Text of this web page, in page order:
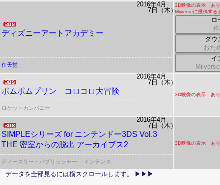
2016年4月
7日（木）
ディズニーアートアカデミー
3D映像の表示 あり
Miiverseに投稿する
ロ
ダウ
おた
イ
任天堂
2016年4月
7日（木）
ポムポムプリン コロコロ大冒険 3D映像の表示 あり
ロケットカンパニー
2016年4月
7日（木）
SIMPLEシリーズ for ニンテンドー3DS Vol.3
THE 密室からの脱出 アーカイブス2
3D映像の表示 あり
ディースリー・パブリッシャー インテンス